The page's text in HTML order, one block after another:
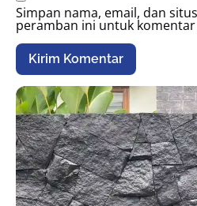
Simpan nama, email, dan
peramban ini untuk